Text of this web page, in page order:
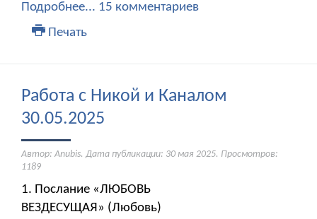
Подробнее... 15 комментариев
Печать
Работа с Никой и Каналом
30.05.2025
Автор: Anubis. Дата публикации: 30 мая 2025. Просмотров:
1189
1. Послание «ЛЮБОВЬ
ВЕЗДЕСУЩАЯ» (Любовь)